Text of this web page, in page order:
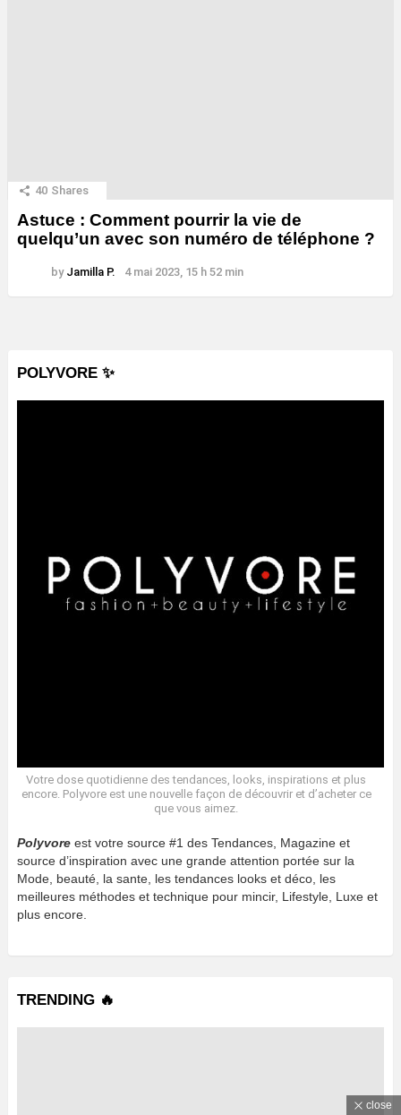
40 Shares
Astuce : Comment pourrir la vie de
quelqu’un avec son numéro de téléphone ?
by Jamilla P. 4 mai 2023, 15 h 52 min
POLYVORE ✨
Votre dose quotidienne des tendances, looks, inspirations et plus
encore. Polyvore est une nouvelle façon de découvrir et d’acheter ce
que vous aimez.
Polyvore est votre source #1 des Tendances, Magazine et
source d’inspiration avec une grande attention portée sur la
Mode, beauté, la sante, les tendances looks et déco, les
meilleures méthodes et technique pour mincir, Lifestyle, Luxe et
plus encore.
TRENDING 🔥
close